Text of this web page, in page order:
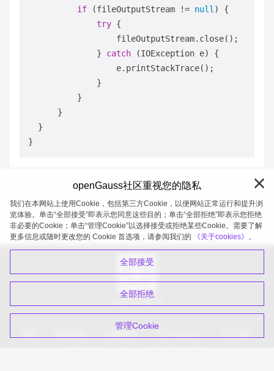
if (fileOutputStream != null ) {
try {
                  fileOutputStream.close();
              }
catch (IOException e) {
                  e.printStackTrace();
              }
          }
      }
  }
openGauss 2026-08-06 19:58:53
openGauss社区重视您的隐私
我们在本网站上使用Cookie，包括第三方Cookie，以便网站正常运行和提升浏
览体验。单击“全部接受”即表示您同意这些目的；单击“全部拒绝”即表示您拒绝
非必要的Cookie；单击“管理Cookie”以选择接受或拒绝某些Cookie。需要了解
更多信息或随时更改您的 Cookie 首选项，请参阅我们的
《关于cookies》。
全部接受
全部拒绝
管理Cookie